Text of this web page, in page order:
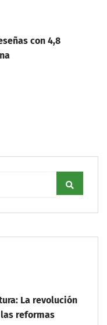
con 4,8
La revolución
reformas